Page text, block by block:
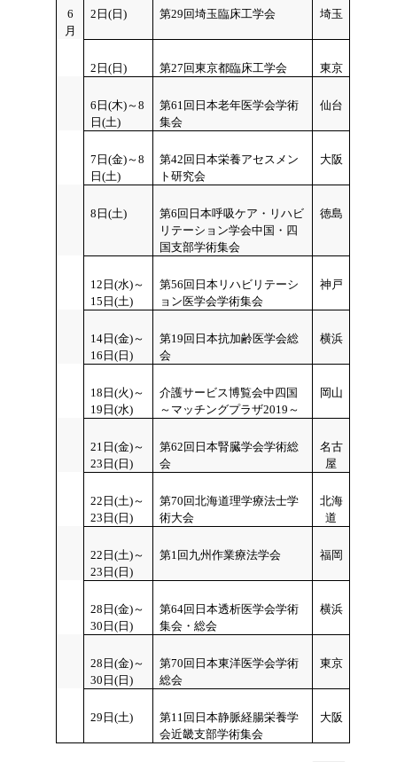
6
月
2 日(日) 第29回埼玉臨床工学会 埼玉
2日(日) 第27回東京都臨床工学会 東京
6 日(木)～8
日(土)
第61回日本老年医学会学術
集会
仙台
7 日(金)～8
日(土)
第42回日本栄養アセスメン
ト研究会
大阪
8 日(土)
第6回日本呼吸ケア・リハビ
リテーション学会中国・四
国支部学術集会
徳島
12 日(水)～
15日(土)
第56回日本リハビリテーシ
ョン医学会学術集会
神戸
14日(金)～
16日(日)
第19回日本抗加齢医学会総
会
横浜
18 日(火)～
19日(水)
介護サービス博覧会中四国
～マッチングプラザ2019～
岡山
21 日(金)～
23日(日)
第62回日本腎臓学会学術総
会
名古
屋
22 日(土)～
23日(日)
第70回北海道理学療法士学
術大会
北海
道
22 日(土)～
23日(日)
第1回九州作業療法学会 福岡
28 日(金)～
30日(日)
第64回日本透析医学会学術
集会・総会
横浜
28 日(金)～
30日(日)
第70回日本東洋医学会学術
総会
東京
29 日(土)
第11回日本静脈経腸栄養学
会近畿支部学術集会
大阪